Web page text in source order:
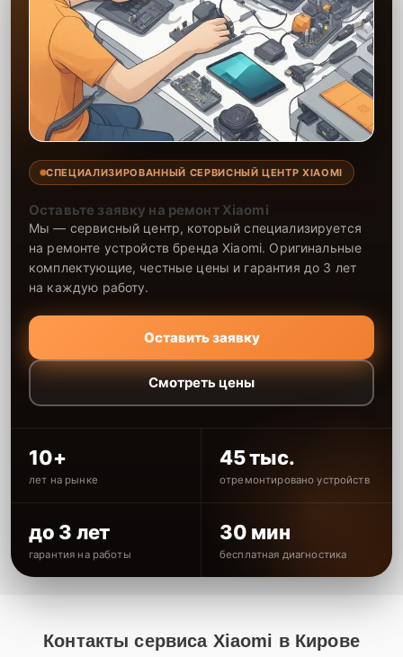
СПЕЦИАЛИЗИРОВАННЫЙ СЕРВИСНЫЙ ЦЕНТР XIAOMI
Оставьте заявку на ремонт Xiaomi
Мы — сервисный центр, который специализируется
на ремонте устройств бренда Xiaomi. Оригинальные
комплектующие, честные цены и гарантия до 3 лет
на каждую работу.
Оставить заявку
Смотреть цены
10+
лет на рынке
45 тыс.
отремонтировано устройств
до 3 лет
гарантия на работы
30 мин
бесплатная диагностика
Контакты сервиса Xiaomi в Кирове